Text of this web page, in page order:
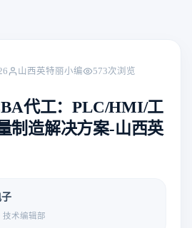
山西英特丽小编 573次浏览
代工：PLC/HMI/工
制造解决方案-山西英
技术编辑部